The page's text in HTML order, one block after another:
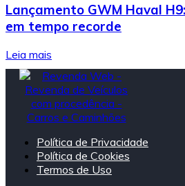
Lançamento GWM Haval
em tempo recorde
Leia mais
Política de Privacidade
Política de Cookies
Termos de Uso